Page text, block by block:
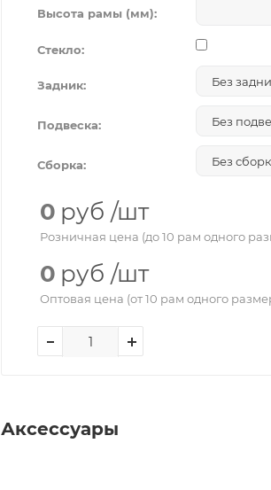
Высота рамы (мм):
Стекло:
Задник:
Подвеска:
Сборка:
0 руб /шт
Розничная цена (до 10 рам одного
0 руб /шт
Оптовая цена (от 10 рам одного
Аксессуары